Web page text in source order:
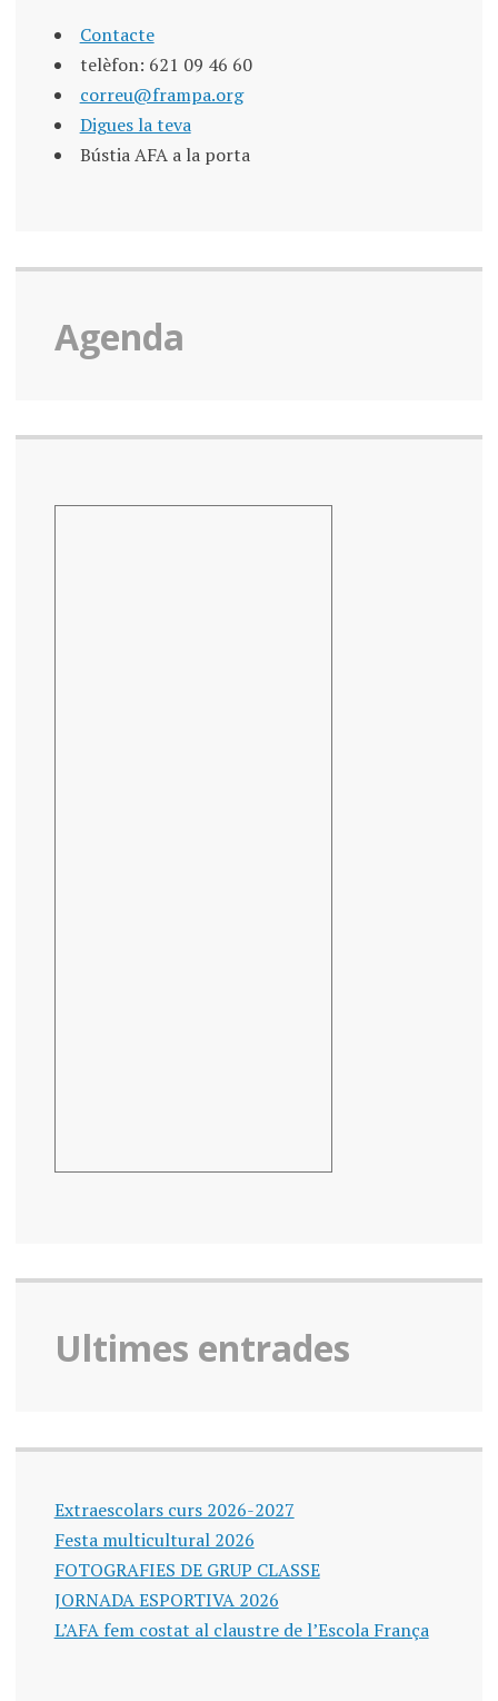
Contacte
telèfon: 621 09 46 60
correu@frampa.org
Digues la teva
Bústia AFA a la porta
Agenda
Ultimes entrades
Extraescolars curs 2026-2027
Festa multicultural 2026
FOTOGRAFIES DE GRUP CLASSE
JORNADA ESPORTIVA 2026
L’AFA fem costat al claustre de l’Escola França